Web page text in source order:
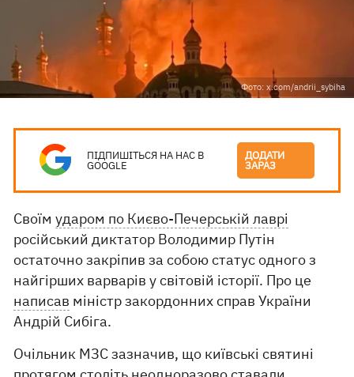
Фото: x.com/andrii_sybiha
ПІДПИШІТЬСЯ НА НАС В
GOOGLE
ДОДАТИ
ЗАРАЗ
Своїмударом по Києво-Печерській лаврі
російський диктатор Володимир Путін
остаточно закріпив за собою статус одного з
найгірших варварів у світовій історії. Про це
написав міністр закордонних справ України
Андрій Сибіга.
Очільник МЗС зазначив, що київські святині